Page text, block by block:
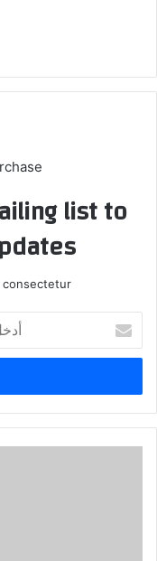
list to
بريدك
الإلكتروني